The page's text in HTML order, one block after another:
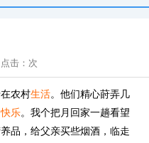
点击： 次
农村生活。他们精心莳弄几
快乐。我个把月回家一趟看望
品，给父亲买些烟酒，临走